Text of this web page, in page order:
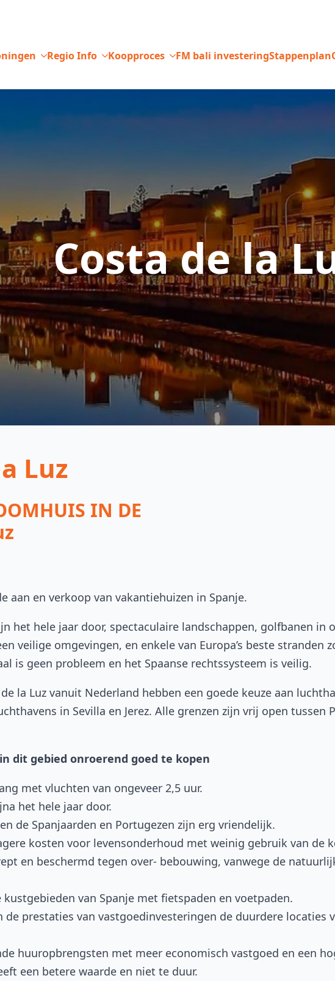
Regio Info Koopproces FM bali investeringStappenplan
Costa de la
Luz
IN DE
aan en verkoop van vakantiehuizen in Spanje.
het hele jaar door, spectaculaire landschappen, golfbanen in
veilige omgevingen, en enkele van Europa’s beste stranden
is geen probleem en het Spaanse rechtssysteem is veilig.
la Luz vanuit Nederland hebben een goede keuze aan
in Sevilla en Jerez. Alle grenzen zijn vrij open tussen
dit gebied onroerend goed te kopen
met vluchten van ongeveer 2,5 uur.
het hele jaar door.
de Spanjaarden en Portugezen zijn erg vriendelijk.
kosten voor levensonderhoud met weinig gebruik van de
en beschermd tegen over- bebouwing, vanwege de
kustgebieden van Spanje met fietspaden en voetpaden.
de prestaties van vastgoedinvesteringen de duurdere locaties
huuropbrengsten met meer economisch vastgoed en een
een betere waarde en niet te duur.